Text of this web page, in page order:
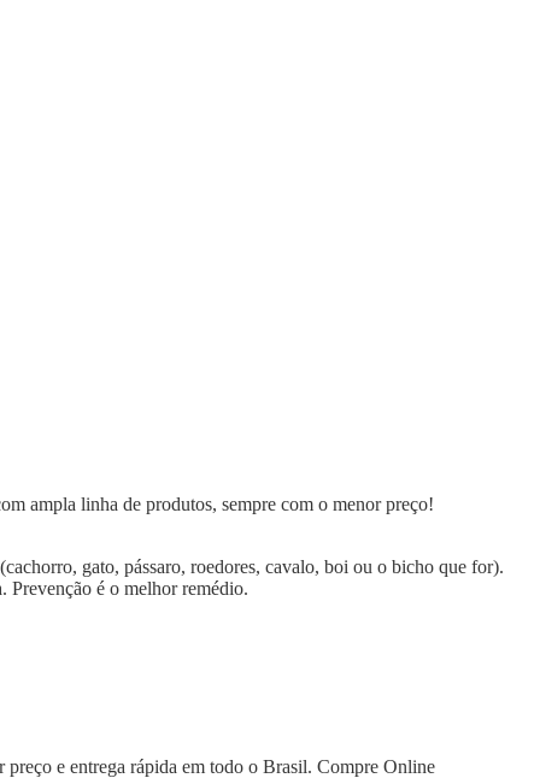
ampla linha de produtos, sempre com o menor preço!
gato, pássaro, roedores, cavalo, boi ou o bicho que for).
Prevenção é o melhor remédio.
e entrega rápida em todo o Brasil. Compre Online